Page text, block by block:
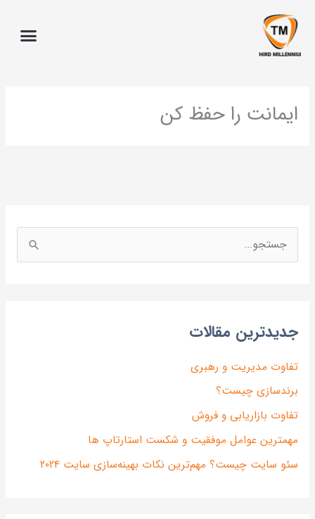
مقالات
مدیریت و رهبری
چیست؟
بازاریابی و فروش
عوامل موفقیت و شکست استارتاپ ها
سایت چیست؟ مهم‌ترین نکات بهینه‌سازی سایت ۲۰۲۴
را حفظ کن